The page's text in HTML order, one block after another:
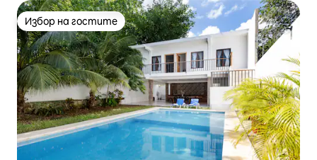
Избор на гостите
Избор на гостите